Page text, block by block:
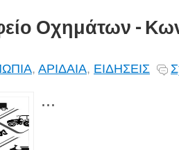
Οχημάτων -
, ΑΡΙΔΑΙΑ, ΕΙΔΗΣΕΙΣ
...